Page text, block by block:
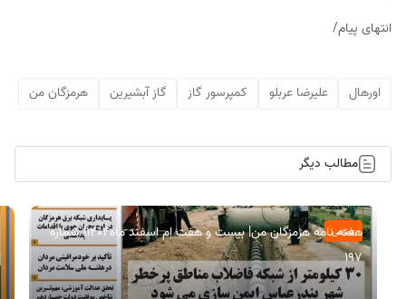
انتهای پیام/
اورهال علیرضا عربلو کمپرسور گاز گاز آبشیرین هرمزگان من
مطالب دیگر
عمومی
هفته نامه هرمزگان من| بیست و هفت ام اسفند ماه۱۴۰۴| شماره
197